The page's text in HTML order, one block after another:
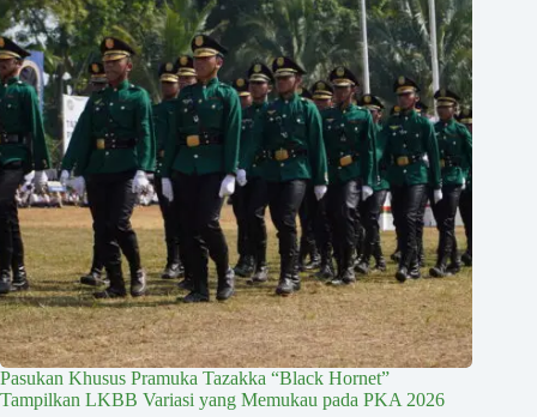
Pasukan Khusus Pramuka Tazakka “Black Hornet”
Tampilkan LKBB Variasi yang Memukau pada PKA 2026